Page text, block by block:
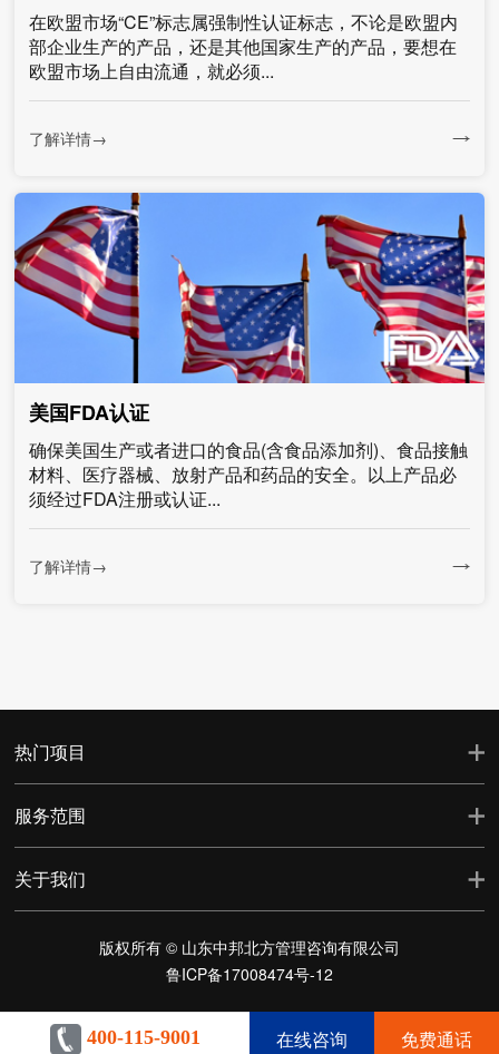
在欧盟市场“CE”标志属强制性认证标志，不论是欧盟内
部企业生产的产品，还是其他国家生产的产品，要想在
欧盟市场上自由流通，就必须...
了解详情→
美国FDA认证
确保美国生产或者进口的食品(含食品添加剂)、食品接触
材料、医疗器械、放射产品和药品的安全。以上产品必
须经过FDA注册或认证...
了解详情→
热门项目
服务范围
关于我们
版权所有 © 山东中邦北方管理咨询有限公司
鲁ICP备17008474号-12
400-115-9001 在线咨询 免费通话